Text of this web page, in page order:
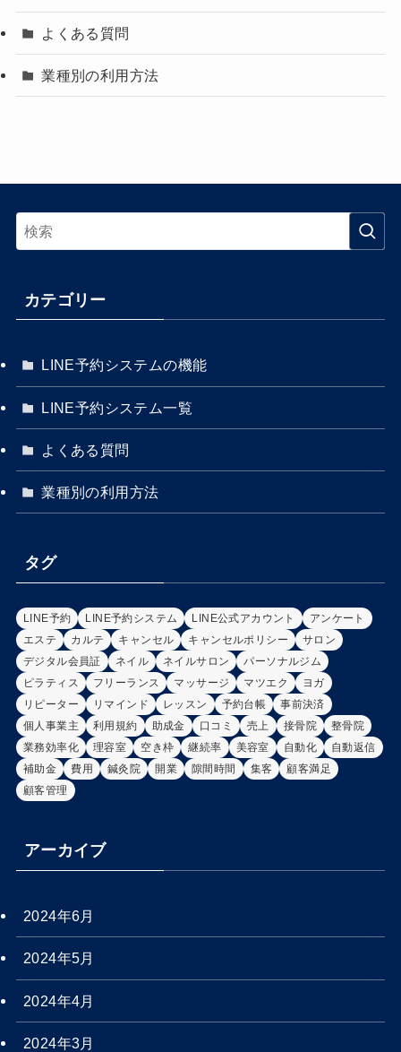
よくある質問
業種別の利用方法
カテゴリー
LINE予約システムの機能
LINE予約システム一覧
よくある質問
業種別の利用方法
タグ
LINE予約 LINE予約システム LINE公式アカウント
アンケート
エステ
カルテ キャンセル キャンセルポリシー
サロン
デジタル会員証
ネイル ネイルサロン
パーソナルジム
ピラティス
フリーランス マッサージ マツエク
ヨガ
リピーター
リマインド レッスン 予約台帳
事前決済
個人事業主
利用規約 助成金 口コミ 売上 接骨院
整骨院
業務効率化
理容室 空き枠 継続率 美容室 自動化
自動返信
補助金
費用 鍼灸院 開業 隙間時間 集客
顧客満足
顧客管理
アーカイブ
2024年6月
2024年5月
2024年4月
2024年3月